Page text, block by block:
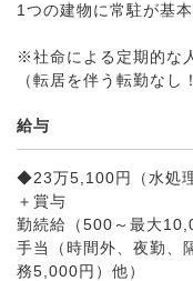
1つの建物に常駐が基
※社命による定期的な
（転居を伴う転勤なし
給与
◆23万5,100円（水処
＋賞与
勤続給（500～最大
手当（時間外、夜勤、
務5,000円）他）